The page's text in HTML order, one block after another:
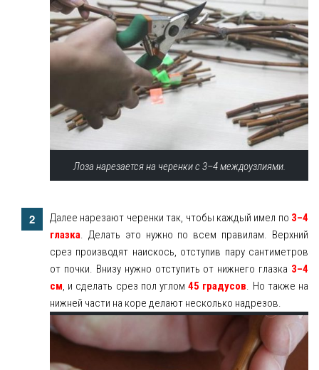
Лоза нарезается на черенки с 3–4 междоузлиями.
Далее нарезают черенки так, чтобы каждый имел по 3–4
глазка. Делать это нужно по всем правилам. Верхний
срез производят наискось, отступив пару сантиметров
от почки. Внизу нужно отступить от нижнего глазка 3–4
см, и сделать срез пол углом45 градусов. Но также на
нижней части на коре делают несколько надрезов.